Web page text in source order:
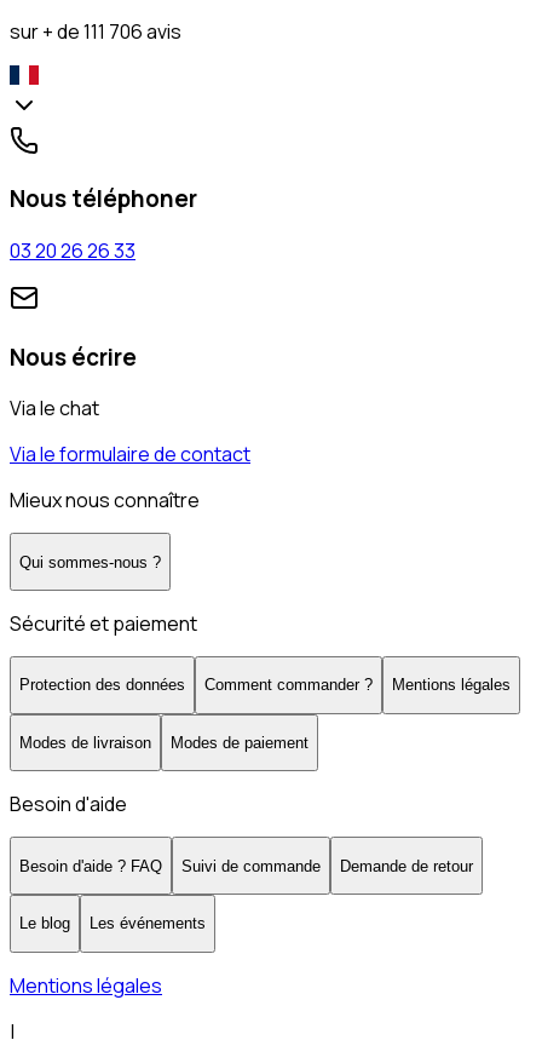
sur + de 111 706 avis
Nous téléphoner
03 20 26 26 33
Nous écrire
Via le chat
Via le formulaire de contact
Mieux nous connaître
Qui sommes-nous ?
Sécurité et paiement
Protection des données Comment commander ? Mentions légales
Modes de livraison Modes de paiement
Besoin d'aide
Besoin d'aide ? FAQ Suivi de commande Demande de retour
Le blog Les événements
Mentions légales
|